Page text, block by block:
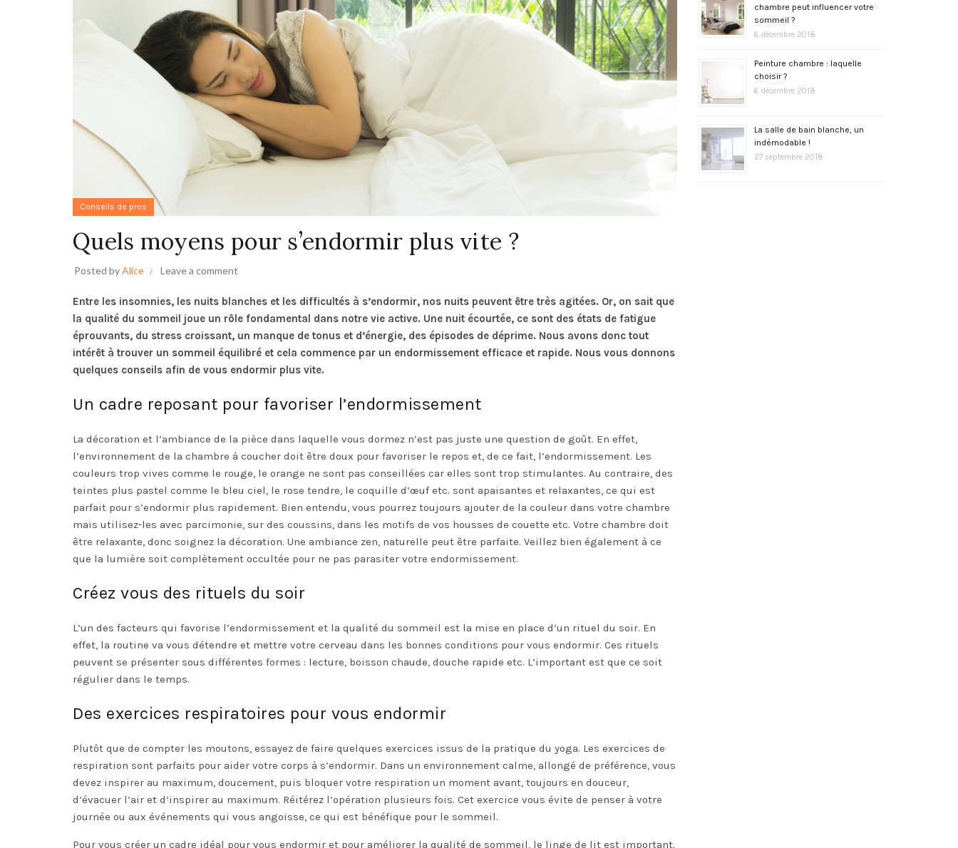
Conseils de pros
Quels moyens pour s’endormir plus vite ?
Posted byAlice Leave a comment
Entre les insomnies, les nuits blanches et les difficultés à s’endormir, nos nuits peuvent être très agitées. Or, on sait que
la qualité du sommeil joue un rôle fondamental dans notre vie active. Une nuit écourtée, ce sont des états de fatigue
éprouvants, du stress croissant, un manque de tonus et d’énergie, des épisodes de déprime. Nous avons donc tout
intérêt à trouver un sommeil équilibré et cela commence par un endormissement efficace et rapide. Nous vous donnons
quelques conseils afin de vous endormir plus vite.
Un cadre reposant pour favoriser l’endormissement
La décoration et l’ambiance de la pièce dans laquelle vous dormez n’est pas juste une question de goût. En effet,
l’environnement de la chambre à coucher doit être doux pour favoriser le repos et, de ce fait, l’endormissement. Les
couleurs trop vives comme le rouge, le orange ne sont pas conseillées car elles sont trop stimulantes. Au contraire, des
teintes plus pastel comme le bleu ciel, le rose tendre, le coquille d’œuf etc. sont apaisantes et relaxantes, ce qui est
parfait pour s’endormir plus rapidement. Bien entendu, vous pourrez toujours ajouter de la couleur dans votre chambre
mais utilisez-les avec parcimonie, sur des coussins, dans les motifs de vos housses de couette etc. Votre chambre doit
être relaxante, donc soignez la décoration. Une ambiance zen, naturelle peut être parfaite. Veillez bien également à ce
que la lumière soit complètement occultée pour ne pas parasiter votre endormissement.
Créez vous des rituels du soir
L’un des facteurs qui favorise l’endormissement et la qualité du sommeil est la mise en place d’un rituel du soir. En
effet, la routine va vous détendre et mettre votre cerveau dans les bonnes conditions pour vous endormir. Ces rituels
peuvent se présenter sous différentes formes : lecture, boisson chaude, douche rapide etc. L’important est que ce soit
régulier dans le temps.
Des exercices respiratoires pour vous endormir
Plutôt que de compter les moutons, essayez de faire quelques exercices issus de la pratique du yoga. Les exercices de
respiration sont parfaits pour aider votre corps à s’endormir. Dans un environnement calme, allongé de préférence, vous
devez inspirer au maximum, doucement, puis bloquer votre respiration un moment avant, toujours en douceur,
d’évacuer l’air et d’inspirer au maximum. Réitérez l’opération plusieurs fois. Cet exercice vous évite de penser à votre
journée ou aux événements qui vous angoisse, ce qui est bénéfique pour le sommeil.
Pour vous créer un cadre idéal pour vous endormir et pour améliorer la qualité de sommeil, le linge de lit est important.
chambre peut influencer votre
sommeil ?
6 décembre 2018
Peinture chambre : laquelle
choisir ?
6 décembre 2018
La salle de bain blanche, un
indémodable !
27 septembre 2018